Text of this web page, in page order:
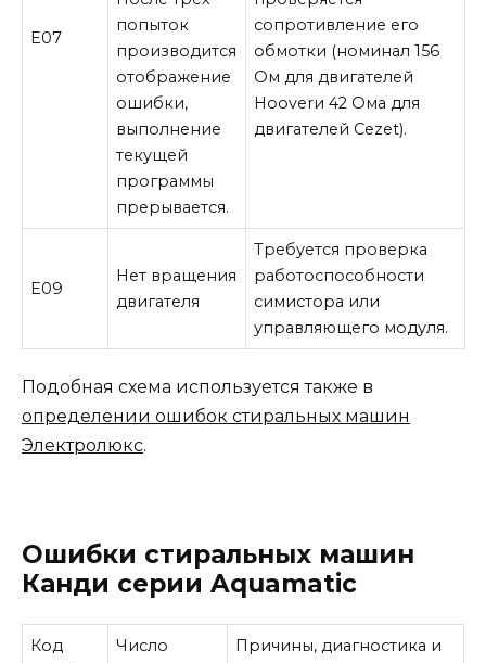
E07
попыток
производится
отображение
ошибки,
выполнение
текущей
программы
прерывается.
сопротивление его
обмотки (номинал 156
Ом для двигателей
Hooverи 42 Ома для
двигателей Cezet).
E09
Нет вращения
двигателя
Требуется проверка
работоспособности
симистора или
управляющего модуля.
Подобная схема используется также в
определении ошибок стиральных машин
Электролюкс.
Ошибки стиральных машин
Канди серии Aquamatic
Код
Число
Причины, диагностика и